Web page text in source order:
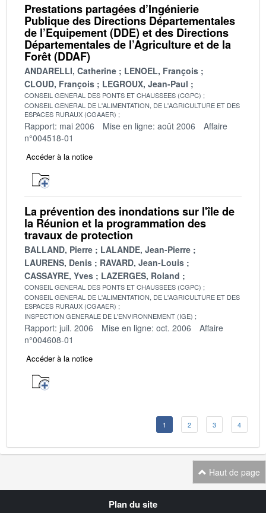
Prestations partagées d’Ingénierie
Publique des Directions Départementales
de l’Equipement (DDE) et des Directions
Départementales de l’Agriculture et de la
Forêt (DDAF)
ANDARELLI, Catherine
LENOEL, François
CLOUD, François
LEGROUX, Jean-Paul
CONSEIL GENERAL DES PONTS ET CHAUSSEES (CGPC)
CONSEIL GENERAL DE L'ALIMENTATION, DE L'AGRICULTURE ET DES
ESPACES RURAUX (CGAAER)
Rapport: mai 2006 Mise en ligne: août 2006
Affaire
n°004518-01
Accéder à la notice
La prévention des inondations sur l'île de
la Réunion et la programmation des
travaux de protection
BALLAND, Pierre
LALANDE, Jean-Pierre
LAURENS, Denis
RAVARD, Jean-Louis
CASSAYRE, Yves
LAZERGES, Roland
CONSEIL GENERAL DES PONTS ET CHAUSSEES (CGPC)
CONSEIL GENERAL DE L'ALIMENTATION, DE L'AGRICULTURE ET DES
ESPACES RURAUX (CGAAER)
INSPECTION GENERALE DE L'ENVIRONNEMENT (IGE)
Rapport: juil. 2006 Mise en ligne: oct. 2006
Affaire
n°004608-01
Accéder à la notice
1 2 3 4
Haut de page
Plan du site